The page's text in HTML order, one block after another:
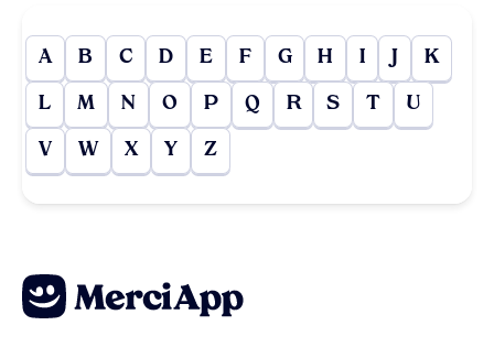
A B C D E F G H I J K
L M N O P Q R S T U
V W X Y Z